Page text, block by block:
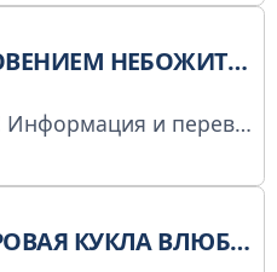
НЕБОЖИТЕЛЕЙ
百无禁忌 18+!!! Информация и переводы по новелле Мосян Тунсю "Благословение небожителей"
КУКЛА ВЛЮБИЛАСЬ